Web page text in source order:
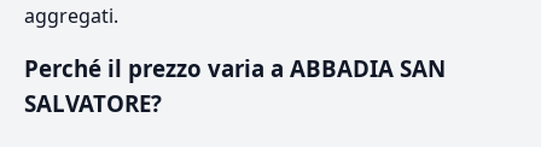
aggregati.
Perché il prezzo varia a ABBADIA SAN
SALVATORE?